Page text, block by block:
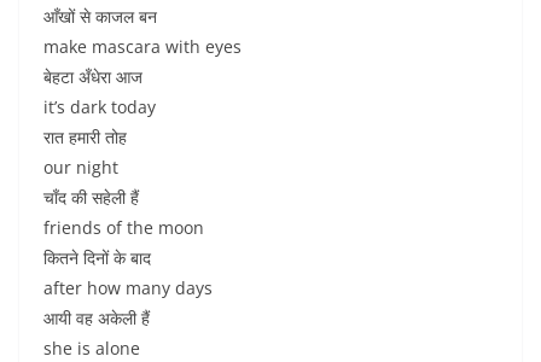
आँखों से काजल बन
make mascara with eyes
बेहटा अँधेरा आज
it’s dark today
रात हमारी तोह
our night
चाँद की सहेली हैं
friends of the moon
कितने दिनों के बाद
after how many days
आयी वह अकेली हैं
she is alone